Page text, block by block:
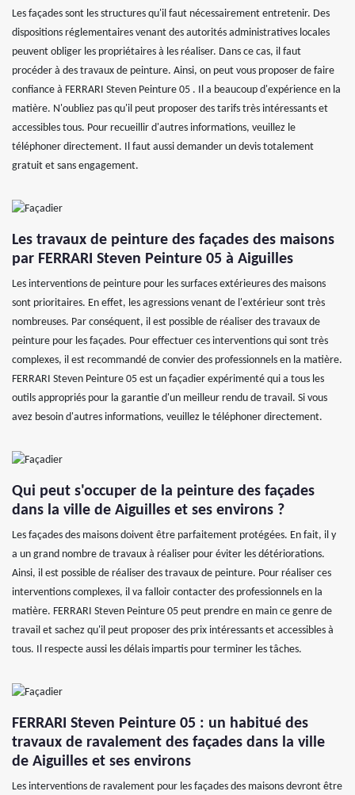
Les façades sont les structures qu'il faut nécessairement entretenir. Des
dispositions réglementaires venant des autorités administratives locales
peuvent obliger les propriétaires à les réaliser. Dans ce cas, il faut
procéder à des travaux de peinture. Ainsi, on peut vous proposer de faire
confiance à FERRARI Steven Peinture 05 . Il a beaucoup d'expérience en la
matière. N'oubliez pas qu'il peut proposer des tarifs très intéressants et
accessibles tous. Pour recueillir d'autres informations, veuillez le
téléphoner directement. Il faut aussi demander un devis totalement
gratuit et sans engagement.
Les travaux de peinture des façades des maisons
par FERRARI Steven Peinture 05 à Aiguilles
Les interventions de peinture pour les surfaces extérieures des maisons
sont prioritaires. En effet, les agressions venant de l'extérieur sont très
nombreuses. Par conséquent, il est possible de réaliser des travaux de
peinture pour les façades. Pour effectuer ces interventions qui sont très
complexes, il est recommandé de convier des professionnels en la matière.
FERRARI Steven Peinture 05 est un façadier expérimenté qui a tous les
outils appropriés pour la garantie d'un meilleur rendu de travail. Si vous
avez besoin d'autres informations, veuillez le téléphoner directement.
Qui peut s'occuper de la peinture des façades
dans la ville de Aiguilles et ses environs ?
Les façades des maisons doivent être parfaitement protégées. En fait, il y
a un grand nombre de travaux à réaliser pour éviter les détériorations.
Ainsi, il est possible de réaliser des travaux de peinture. Pour réaliser ces
interventions complexes, il va falloir contacter des professionnels en la
matière. FERRARI Steven Peinture 05 peut prendre en main ce genre de
travail et sachez qu'il peut proposer des prix intéressants et accessibles à
tous. Il respecte aussi les délais impartis pour terminer les tâches.
FERRARI Steven Peinture 05 : un habitué des
travaux de ravalement des façades dans la ville
de Aiguilles et ses environs
Les interventions de ravalement pour les façades des maisons devront être